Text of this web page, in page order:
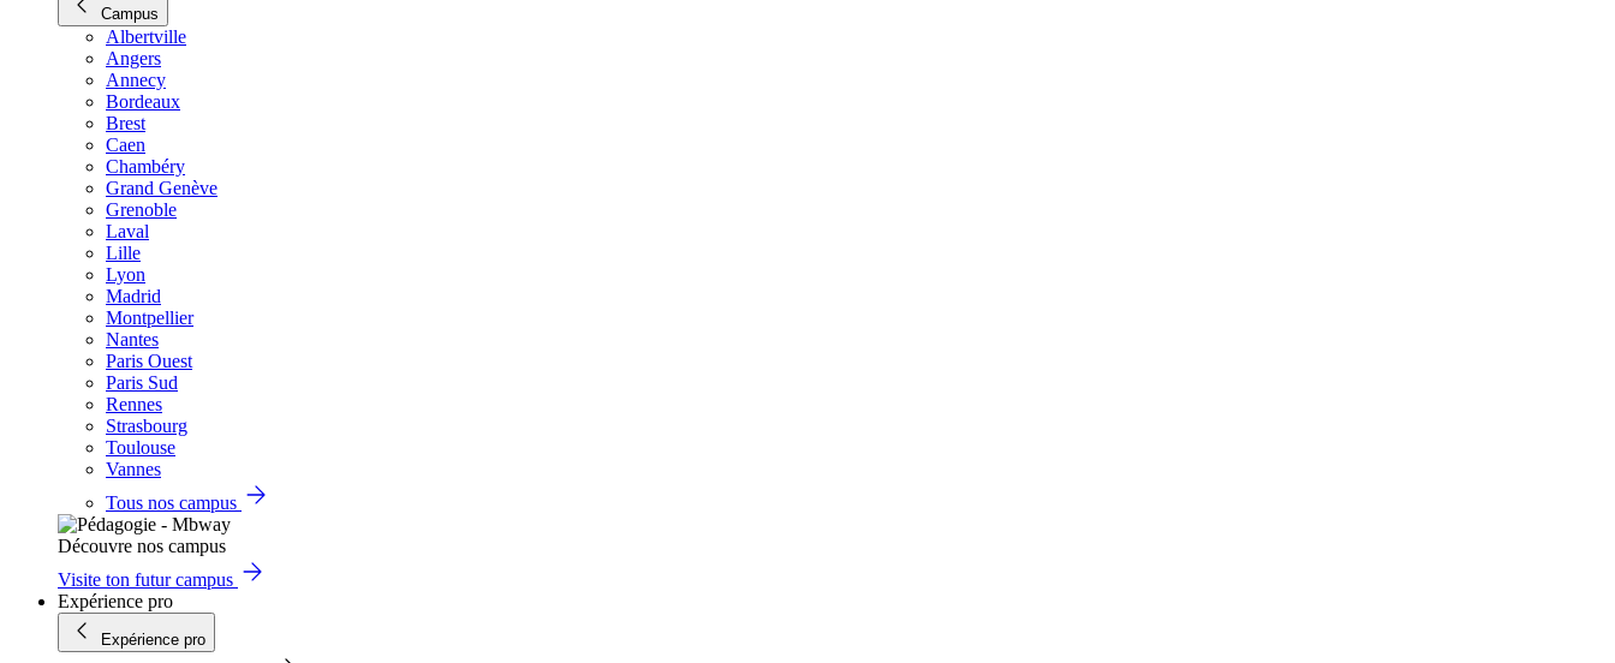
Campus
Albertville
Angers
Annecy
Bordeaux
Brest
Caen
Chambéry
Grand Genève
Grenoble
Laval
Lille
Lyon
Madrid
Montpellier
Nantes
Paris Ouest
Paris Sud
Rennes
Strasbourg
Toulouse
Vannes
Tous nos campus
Découvre nos campus
Visite ton futur campus
Expérience pro
Expérience pro